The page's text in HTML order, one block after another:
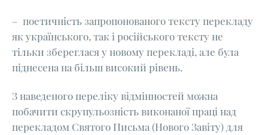
– поетичність запропонованого тексту перекладу
як українського, так і російського тексту не
тільки збереглася у новому перекладі, але була
піднесена на більш високий рівень.
З наведеного переліку відмінностей можна
побачити скрупульозність виконаної праці над
перекладом Святого Письма (Нового Завіту) для